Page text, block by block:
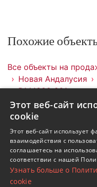
Похожие
Все объекты на
Новая Андалусия
DM4836-221
Объекты в Haza del
Объекты в Марбелья
Виллы в Haza del
Этот веб-сайт
cookie
Этот веб-сайт использует
взаимодействия с
соглашаетесь на
соответствии с нашей
Узнать больше о
cookie